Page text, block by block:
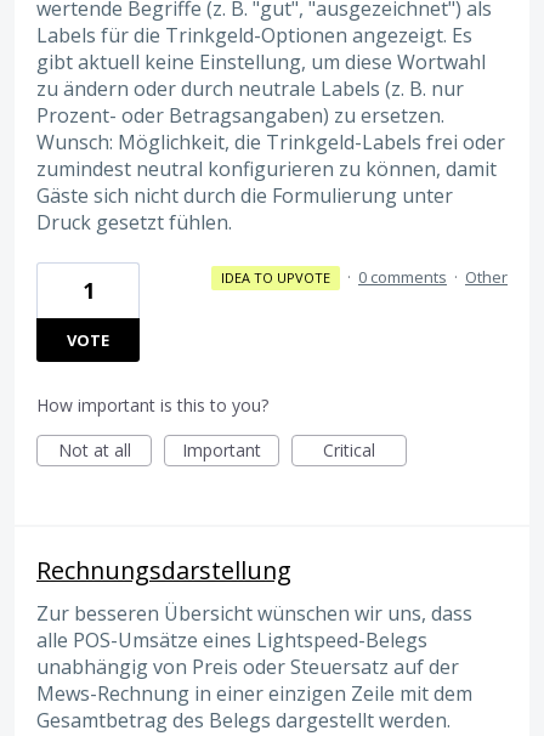
wertende Begriffe (z. B. "gut", "ausgezeichnet") als
Labels für die Trinkgeld-Optionen angezeigt. Es
gibt aktuell keine Einstellung, um diese Wortwahl
zu ändern oder durch neutrale Labels (z. B. nur
Prozent- oder Betragsangaben) zu ersetzen.
Wunsch: Möglichkeit, die Trinkgeld-Labels frei oder
zumindest neutral konfigurieren zu können, damit
Gäste sich nicht durch die Formulierung unter
Druck gesetzt fühlen.
1
VOTE
IDEA TO UPVOTE · 0 comments · Other
How important is this to you?
Not at all
Important Critical
Rechnungsdarstellung
Zur besseren Übersicht wünschen wir uns, dass
alle POS-Umsätze eines Lightspeed-Belegs
unabhängig von Preis oder Steuersatz auf der
Mews-Rechnung in einer einzigen Zeile mit dem
Gesamtbetrag des Belegs dargestellt werden.